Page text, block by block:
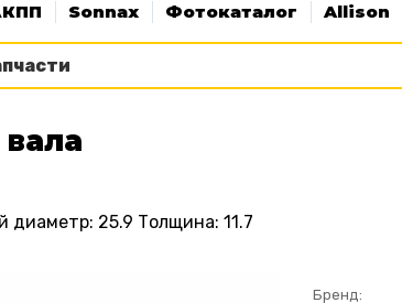
Sonnax Фотокаталог Allison
25.9 Толщина: 11.7
Бренд: